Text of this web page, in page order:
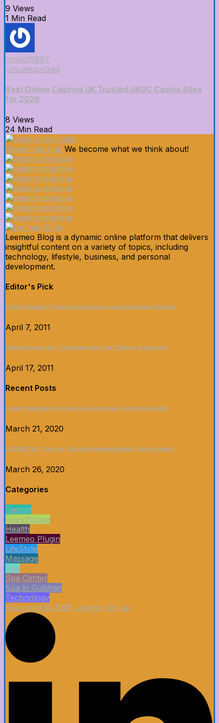
9 Views
1 Min Read
cinok29897
Uncategorized
Best Online Casinos UK Trusted UKGC Casino Sites
for 2026
8 Views
24 Min Read
@leemeogroup We become what we think about!
Leemeo Blog is a dynamic online platform that delivers
insightful content on a variety of topics, including
technology, lifestyle, business, and personal
development.
Editor's Pick
5 Fakta Menarik Tentang Dunia Sinema yang Belum Kamu Ketahui
April 7, 2011
Upgrade Dapur dan Tunjukkan Siapa Chef Terbaik di Game Ini!
April 17, 2011
Recent Posts
Sistem Pembayaran Terbaik di Asianbookie: Cepat dan Mudah
March 21, 2020
CLICKBET88: Tips dan Trik untuk Memaksimalkan Taruhan Anda
March 26, 2020
Categories
Gadget
Guesthouse
Health
Leemeo Plugin
LifeStyle
Massage
Spa
Spa Center
Spa in Gulshan
Technology
Copyright © 2025 Leemeo Group